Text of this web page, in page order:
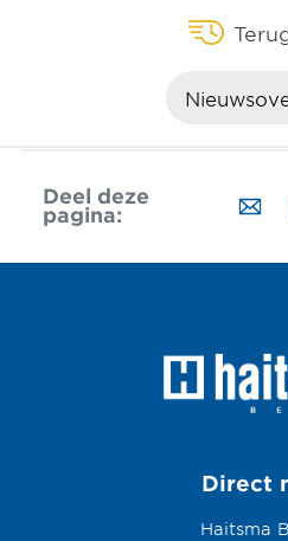
Deel deze
pagina:
Direct
Haitsma